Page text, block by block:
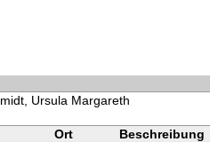
Ursula Margareth
Ort
Beschreibung